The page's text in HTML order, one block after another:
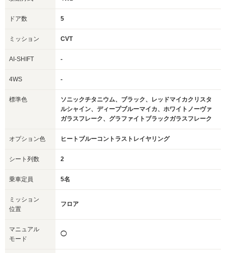
ドア数 5
ミッション CVT
AI-SHIFT -
4WS -
標準色
ソニックチタニウム、ブラック、レッドマイカクリスタ
ルシャイン、ディープブルーマイカ、ホワイトノーヴァ
ガラスフレーク、グラファイトブラックガラスフレーク
オプション色 ヒートブルーコントラストレイヤリング
シート列数 2
乗車定員 5名
ミッション
位置
フロア
マニュアル
モード
◯